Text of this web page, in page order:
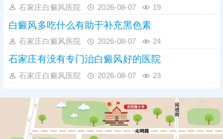
石家庄白癜风医院 2026-08-07 19
白癜风多吃什么有助于补充黑色素
石家庄白癜风医院 2026-08-07 24
石家庄有没有专门治白癜风好的医院
石家庄白癜风医院 2026-08-07 23